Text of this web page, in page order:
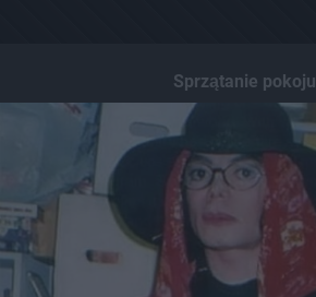
Sprzątanie pokoju